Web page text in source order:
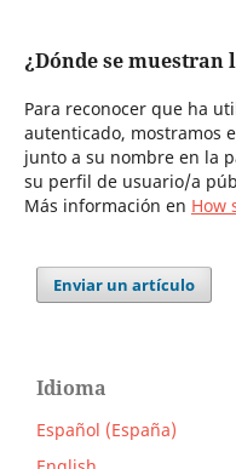
¿Dónde se muestran
Para reconocer que ha
autenticado, mostramos
junto a su nombre en la
su perfil de usuario/a
Más información en How
Enviar un artículo
Idioma
Español (España)